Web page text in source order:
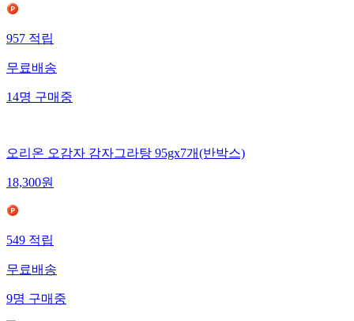
957적립
무료배송
14명구매중
오리온 오감자 감자그라탕 95gx7개(반박스)
18,300원
549적립
무료배송
9명구매중